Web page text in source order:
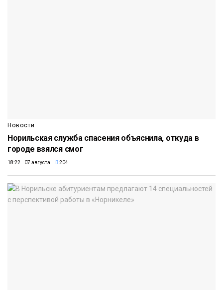
Новости
Норильская служба спасения объяснила, откуда в
городе взялся смог
18:22 07 августа 204